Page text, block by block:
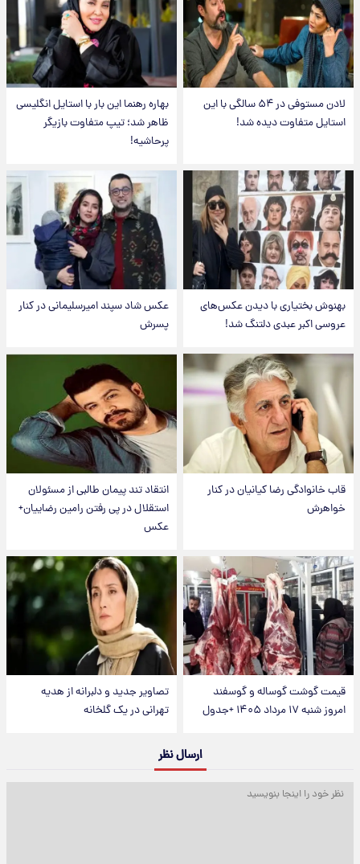
لادن مستوفی در ۵۴ سالگی با این
استایل متفاوت دیده شد!
بهاره رهنما این بار با استایل انگلیسی
ظاهر شد؛ تیپ متفاوت بازیگر
پرحاشیه!
بهنوش بختیاری با دیدن عکس‌های
عروسی اکبر عبدی دلتنگ شد!
عکس شاد سپند امیرسلیمانی در کنار
پسرش
قاب خانوادگی رضا کیانیان در کنار
خواهرش
انتقاد تند پیمان طالبی از مسئولان
استقلال در پی رفتن رامین رضاییان+
عکس
قیمت گوشت گوساله و گوسفند
امروز شنبه ۱۷ مرداد ۱۴۰۵ +جدول
تصاویر جدید و دلبرانه از هدیه
تهرانی در یک گلخانه
ارسال نظر